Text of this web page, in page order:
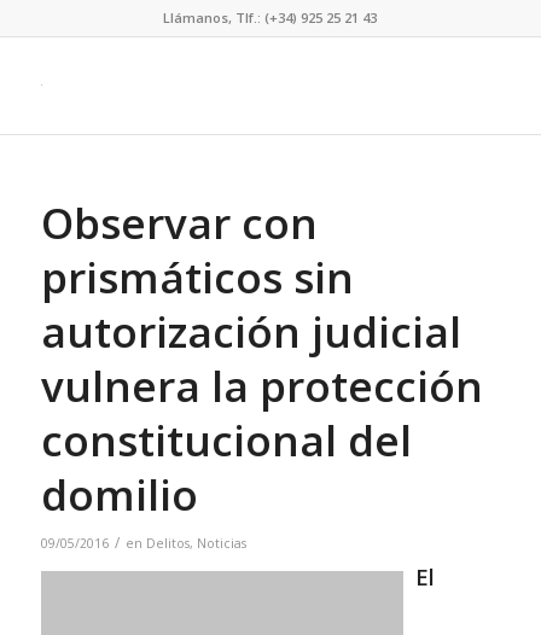
Llámanos, Tlf.: (+34) 925 25 21 43
Observar con
prismáticos sin
autorización judicial
vulnera la protección
constitucional del
domilio
09/05/2016 / en Delitos, Noticias
El